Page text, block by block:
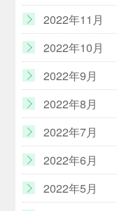
2022年11月
2022年10月
2022年9月
2022年8月
2022年7月
2022年6月
2022年5月